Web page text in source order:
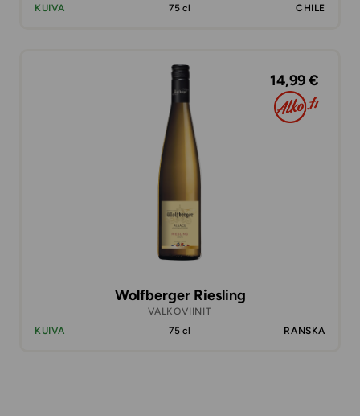
KUIVA
75 cl CHILE
14,99 €
Wolfberger Riesling
VALKOVIINIT
KUIVA
75 cl RANSKA